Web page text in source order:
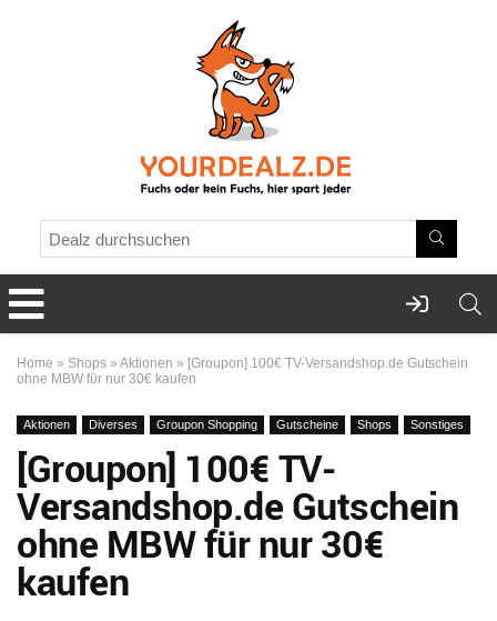
Home » Shops » Aktionen » [Groupon] 100€ TV-Versandshop.de Gutschein
ohne MBW für nur 30€ kaufen
Aktionen Diverses Groupon Shopping Gutscheine Shops Sonstiges
[Groupon] 100€ TV-
Versandshop.de Gutschein
ohne MBW für nur 30€
kaufen